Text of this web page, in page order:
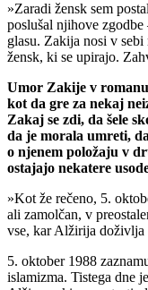
»Zaradi žensk sem
poslušal njihove
glasu. Zakija nosi v
žensk, ki se upirajo.
Umor Zakije v romanu
kot da gre za nekaj
Zakaj se zdi, da šele
da je morala umreti,
o njenem položaju v
ostajajo nekatere
»Kot že rečeno, 5.
ali zamolčan, v
vse, kar Alžirija doživlja
5. oktober 1988
islamizma. Tistega dne